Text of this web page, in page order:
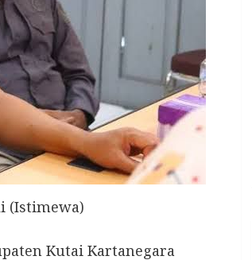
(Istimewa)
Kutai Kartanegara